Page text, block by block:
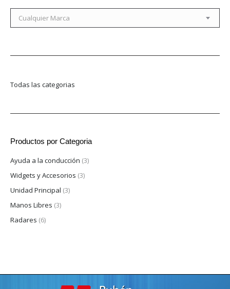
Cualquier Marca
Todas las categorias
Productos por Categoria
Ayuda a la conducción (3)
Widgets y Accesorios (3)
Unidad Principal (3)
Manos Libres (3)
Radares (6)